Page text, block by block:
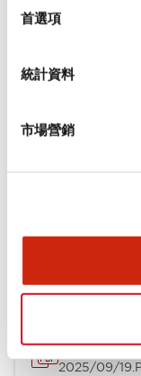
首選項
統計資料
市場營銷
功能規格
Flush
2025/09/19